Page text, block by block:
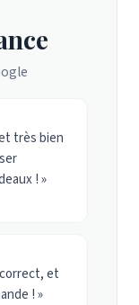
très bien
! »
et
! »